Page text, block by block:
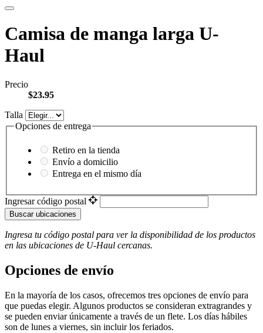
Camisa de manga larga U-
Haul
Precio
$23.95
Talla
Opciones de entrega
Retiro en la tienda
Envío a domicilio
Entrega en el mismo día
Ingresar código postal
Buscar ubicaciones
Ingresa tu código postal para ver la disponibilidad de los productos
en las ubicaciones de U-Haul ​​​​​​​ cercanas.
Opciones de envío
En la mayoría de los casos, ofrecemos tres opciones de envío para
que puedas elegir. Algunos productos se consideran extragrandes y
se pueden enviar únicamente a través de un flete. Los días hábiles
son de lunes a viernes, sin incluir los feriados.